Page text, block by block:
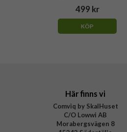
499 kr
KÖP
Här finns vi
Comviq by SkalHuset
C/O Lowwi AB
Morabergsvägen 8